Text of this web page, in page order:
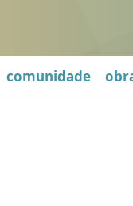
comunidade